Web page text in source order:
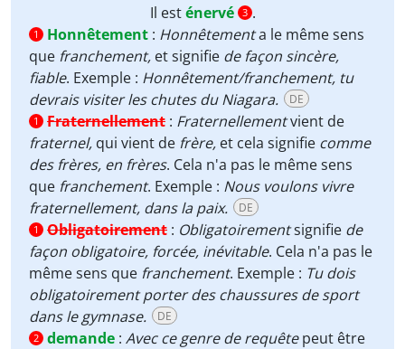
Il esténervé 3 .
1 Honnêtement : Honnêtementa le même sens
que franchement, et signifie de façon sincère,
fiable. Exemple : Honnêtement/franchement, tu
devrais visiter les chutes du Niagara.
DE
1 Fraternellement : Fraternellementvient de
fraternel, qui vient de frère, et cela signifie comme
des frères, en frères. Cela n'a pas le même sens
que franchement. Exemple : Nous voulons vivre
fraternellement, dans la paix.
DE
1 Obligatoirement : Obligatoirementsignifie de
façon obligatoire, forcée, inévitable. Cela n'a pas le
même sens que franchement. Exemple : Tu dois
obligatoirement porter des chaussures de sport
dans le gymnase.
DE
2 demande : Avec ce genre de requêtepeut être